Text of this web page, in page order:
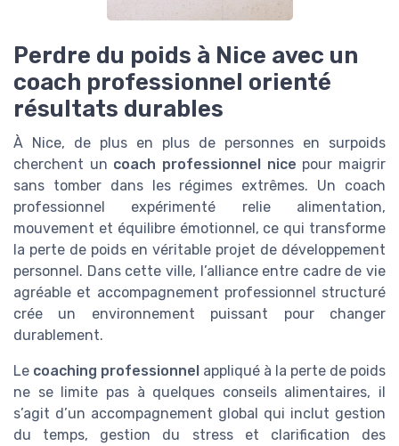
Perdre du poids à Nice avec un
coach professionnel orienté
résultats durables
À Nice, de plus en plus de personnes en surpoids
cherchent un coach professionnel nice pour maigrir
sans tomber dans les régimes extrêmes. Un coach
professionnel expérimenté relie alimentation,
mouvement et équilibre émotionnel, ce qui transforme
la perte de poids en véritable projet de développement
personnel. Dans cette ville, l’alliance entre cadre de vie
agréable et accompagnement professionnel structuré
crée un environnement puissant pour changer
durablement.
Le coaching professionnel appliqué à la perte de poids
ne se limite pas à quelques conseils alimentaires, il
s’agit d’un accompagnement global qui inclut gestion
du temps, gestion du stress et clarification des